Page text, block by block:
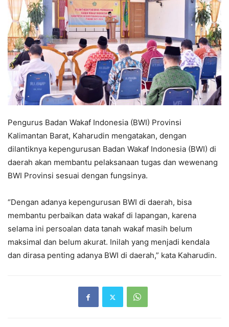
Pengurus Badan Wakaf Indonesia (BWI) Provinsi
Kalimantan Barat, Kaharudin mengatakan, dengan
dilantiknya kepengurusan Badan Wakaf Indonesia (BWI) di
daerah akan membantu pelaksanaan tugas dan wewenang
BWI Provinsi sesuai dengan fungsinya.
“Dengan adanya kepengurusan BWI di daerah, bisa
membantu perbaikan data wakaf di lapangan, karena
selama ini persoalan data tanah wakaf masih belum
maksimal dan belum akurat. Inilah yang menjadi kendala
dan dirasa penting adanya BWI di daerah,” kata Kaharudin.